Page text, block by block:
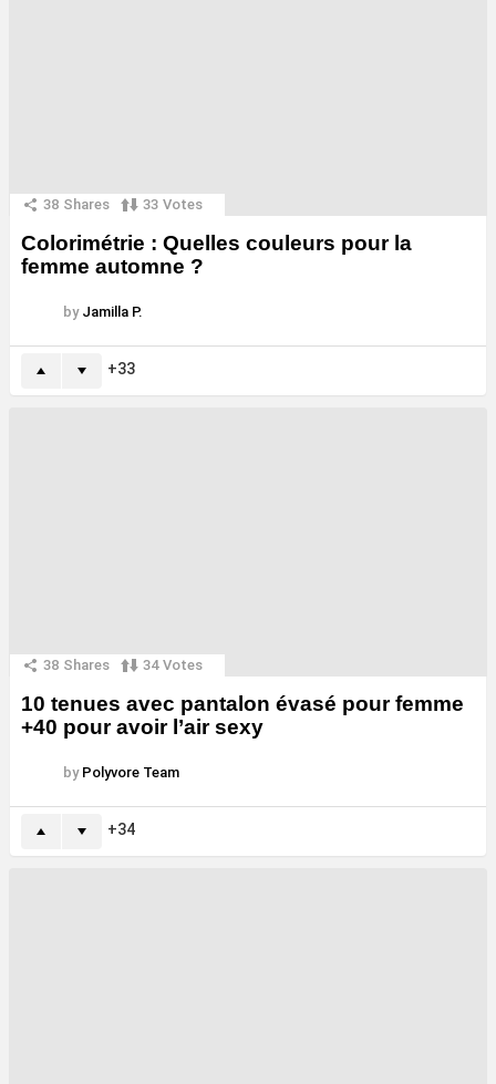
38 Shares 33 Votes
Colorimétrie : Quelles couleurs pour la
femme automne ?
by Jamilla P.
33
38 Shares 34 Votes
10 tenues avec pantalon évasé pour femme
+40 pour avoir l’air sexy
by Polyvore Team
34